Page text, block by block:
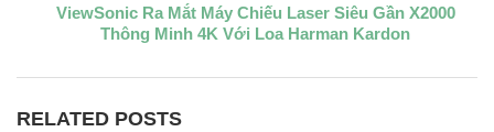
ViewSonic Ra Mắt Máy Chiếu Laser Siêu Gần X2000
Thông Minh 4K Với Loa Harman Kardon
RELATED POSTS